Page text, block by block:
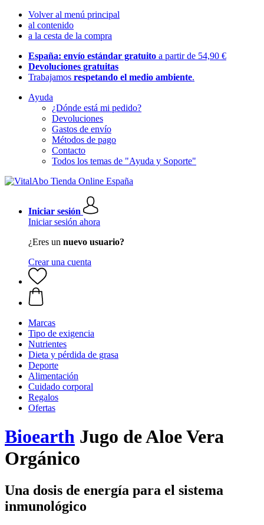
Volver al menú principal
al contenido
a la cesta de la compra
España: envío estándar gratuito a partir de 54,90 €
Devoluciones gratuitas
Trabajamos respetando el medio ambiente.
Ayuda
¿Dónde está mi pedido?
Devoluciones
Gastos de envío
Métodos de pago
Contacto
Todos los temas de "Ayuda y Soporte"
Iniciar sesión
Iniciar sesión ahora
¿Eres un nuevo usuario?
Crear una cuenta
Marcas
Tipo de exigencia
Nutrientes
Dieta y pérdida de grasa
Deporte
Alimentación
Cuidado corporal
Regalos
Ofertas
Bioearth Jugo de Aloe Vera
Orgánico
Una dosis de energía para el sistema
inmunológico